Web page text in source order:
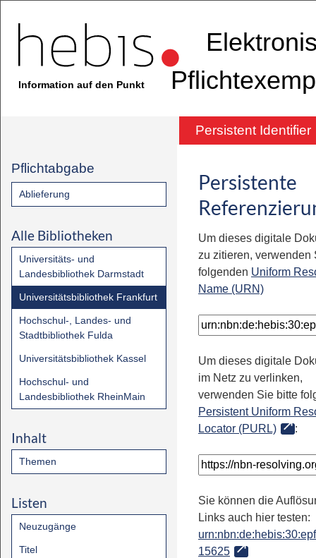
Information auf den Punkt
Persistent Identifier
Pflichtabgabe
Ablieferung
Alle Bibliotheken
Universitäts- und
Landesbibliothek Darmstadt
Universitätsbibliothek Frankfurt
Hochschul-, Landes- und
Stadtbibliothek Fulda
Universitätsbibliothek Kassel
Hochschul- und
Landesbibliothek RheinMain
Inhalt
Themen
Listen
Neuzugänge
Titel
Persistente
Um dieses digitale
zu zitieren, verwenden
folgenden Uniform
Name (URN)
Um dieses digitale
im Netz zu verlinken,
verwenden Sie bitte
Persistent Uniform
Locator (PURL)
:
Sie können die
Links auch hier testen:
15625